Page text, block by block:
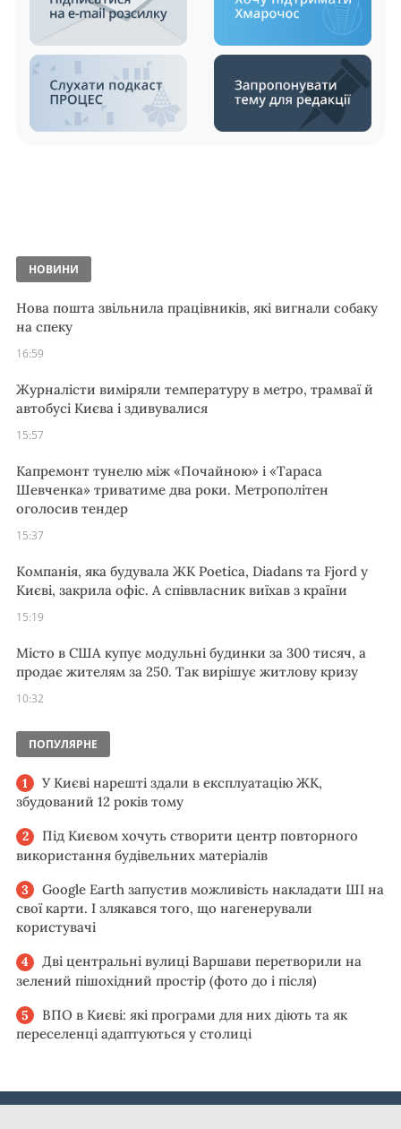
НОВИНИ
Нова пошта звільнила працівників, які вигнали собаку
на спеку
16:59
Журналісти виміряли температуру в метро, трамваї й
автобусі Києва і здивувалися
15:57
Капремонт тунелю між «Почайною» і «Тараса
Шевченка» триватиме два роки. Метрополітен
оголосив тендер
15:37
Компанія, яка будувала ЖК Poetica, Diadans та Fjord у
Києві, закрила офіс. А співвласник виїхав з країни
15:19
Місто в США купує модульні будинки за 300 тисяч, а
продає жителям за 250. Так вирішує житлову кризу
10:32
ПОПУЛЯРНЕ
У Києві нарешті здали в експлуатацію ЖК,
збудований 12 років тому
Під Києвом хочуть створити центр повторного
використання будівельних матеріалів
Google Earth запустив можливість накладати ШІ на
свої карти. І злякався того, що нагенерували
користувачі
Дві центральні вулиці Варшави перетворили на
зелений пішохідний простір (фото до і після)
ВПО в Києві: які програми для них діють та як
переселенці адаптуються у столиці